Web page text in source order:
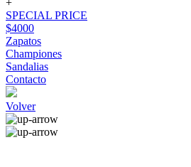
+
SPECIAL PRICE
$4000
Zapatos
Championes
Sandalias
Contacto
Volver